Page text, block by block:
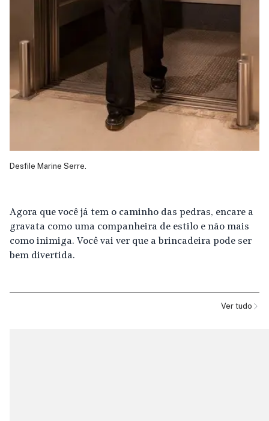
Desfile Marine Serre.
Agora que você já tem o caminho das pedras, encare a
gravata como uma companheira de estilo e não mais
como inimiga. Você vai ver que a brincadeira pode ser
bem divertida.
Ver tudo